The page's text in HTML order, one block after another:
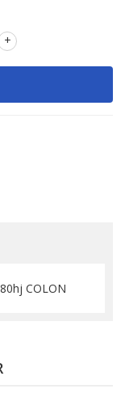
+
COLON